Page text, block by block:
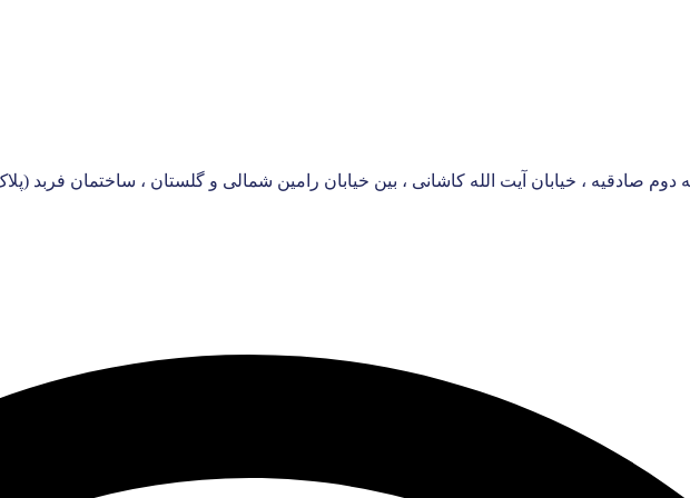
دوم صادقیه ، خیابان آیت الله کاشانی ، بین خیابان رامین شمالی و گلستان ، ساختمان فربد (پلاک 258) ، طبقه چهارم ، واحد